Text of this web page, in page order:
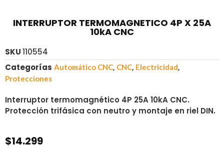
INTERRUPTOR TERMOMAGNETICO 4P X 25A
10kA CNC
SKU110554
Categorías Automático CNC, CNC, Electricidad,
Protecciones
Interruptor termomagnético 4P 25A 10kA CNC.
Protección trifásica con neutro y montaje en riel DIN.
$14.299